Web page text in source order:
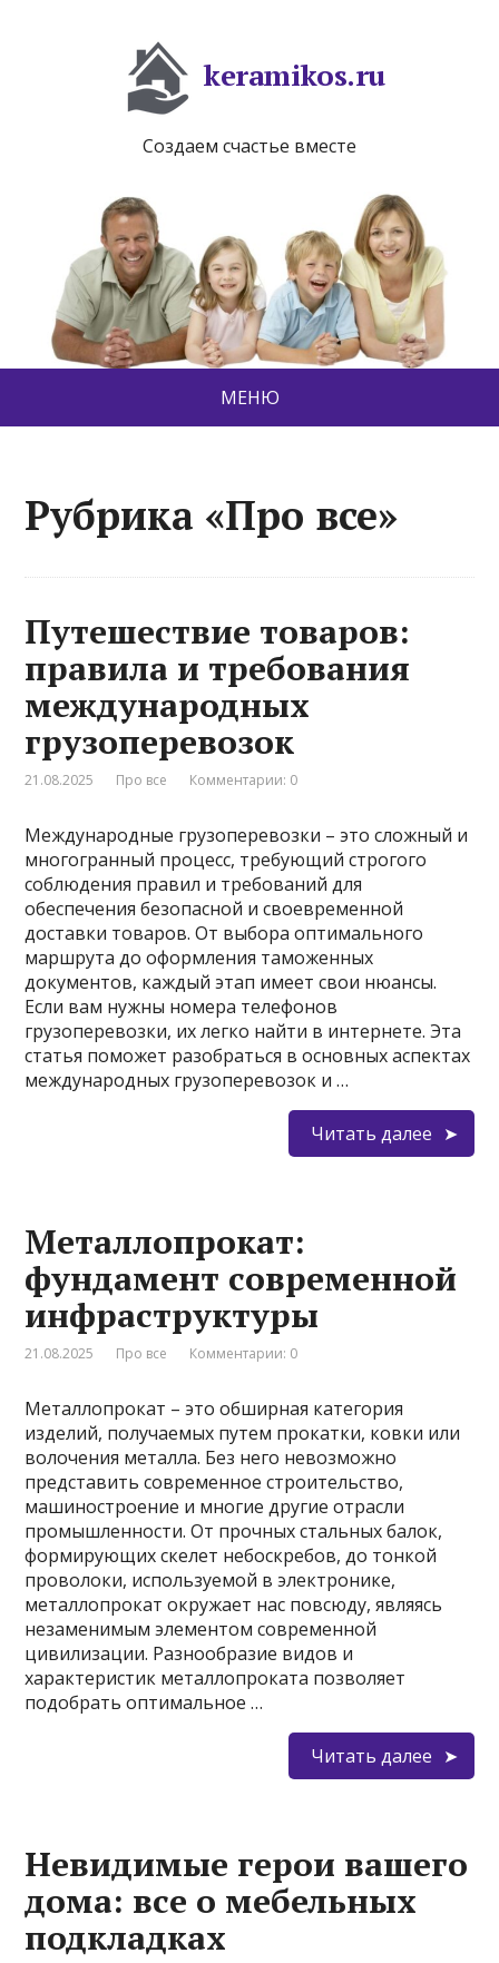
keramikos.ru
Создаем счастье вместе
МЕНЮ
Рубрика «Про все»
Путешествие товаров:
правила и требования
международных
грузоперевозок
21.08.2025 Про все Комментарии: 0
Международные грузоперевозки – это сложный и
многогранный процесс, требующий строгого
соблюдения правил и требований для
обеспечения безопасной и своевременной
доставки товаров. От выбора оптимального
маршрута до оформления таможенных
документов, каждый этап имеет свои нюансы.
Если вам нужны номера телефонов
грузоперевозки, их легко найти в интернете. Эта
статья поможет разобраться в основных аспектах
международных грузоперевозок и …
Читать далее
Металлопрокат:
фундамент современной
инфраструктуры
21.08.2025 Про все Комментарии: 0
Металлопрокат – это обширная категория
изделий, получаемых путем прокатки, ковки или
волочения металла. Без него невозможно
представить современное строительство,
машиностроение и многие другие отрасли
промышленности. От прочных стальных балок,
формирующих скелет небоскребов, до тонкой
проволоки, используемой в электронике,
металлопрокат окружает нас повсюду, являясь
незаменимым элементом современной
цивилизации. Разнообразие видов и
характеристик металлопроката позволяет
подобрать оптимальное …
Читать далее
Невидимые герои вашего
дома: все о мебельных
подкладках